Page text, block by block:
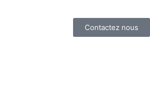
Contactez nous